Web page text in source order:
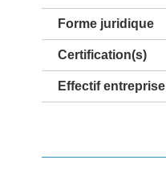
Forme juridique
Certification(s)
Effectif entreprise